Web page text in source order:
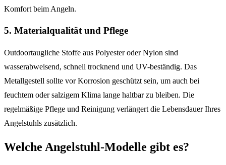
Komfort beim Angeln.
5. Materialqualität und Pflege
Outdoortaugliche Stoffe aus Polyester oder Nylon sind
wasserabweisend, schnell trocknend und UV-beständig. Das
Metallgestell sollte vor Korrosion geschützt sein, um auch bei
feuchtem oder salzigem Klima lange haltbar zu bleiben. Die
regelmäßige Pflege und Reinigung verlängert die Lebensdauer Ihres
Angelstuhls zusätzlich.
Welche Angelstuhl-Modelle gibt es?